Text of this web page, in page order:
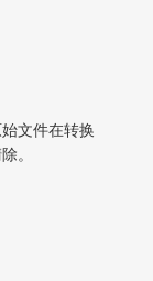
文件在转换
。